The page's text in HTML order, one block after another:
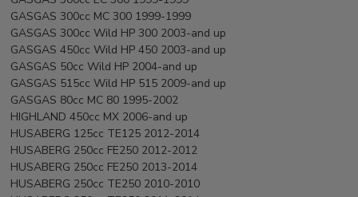
GASGAS 300cc MC 300 1999-1999
GASGAS 300cc Wild HP 300 2003-and up
GASGAS 450cc Wild HP 450 2003-and up
GASGAS 50cc Wild HP 2004-and up
GASGAS 515cc Wild HP 515 2009-and up
GASGAS 80cc MC 80 1995-2002
HIGHLAND 450cc MX 2006-and up
HUSABERG 125cc TE125 2012-2014
HUSABERG 250cc FE250 2012-2012
HUSABERG 250cc FE250 2013-2014
HUSABERG 250cc TE250 2010-2010